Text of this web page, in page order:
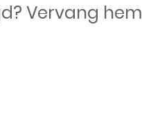
Vervang